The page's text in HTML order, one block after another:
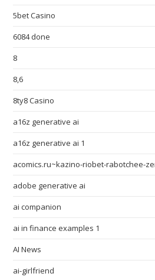
5bet Casino
6084 done
8
8,6
8ty8 Casino
a16z generative ai
a16z generative ai 1
acomics.ru~kazino-riobet-rabotchee-
adobe generative ai
ai companion
ai in finance examples 1
AI News
ai-girlfriend